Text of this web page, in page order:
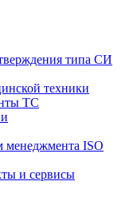
типа СИ
техники
ТС
менеджмента ISO
и сервисы